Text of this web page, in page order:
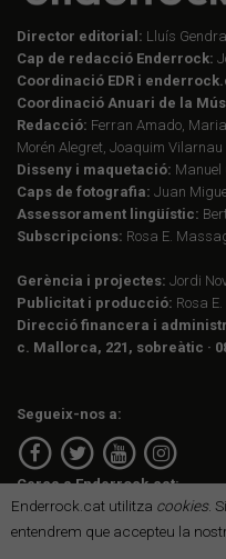
Enderrock.cat utilitza cookies.
entendrem que accepteu la
Director editorial: Lluís
Cap de redacció Enderrock:
Coordinació EDR i
Coordinació Anuari de la
Redacció: Ferran Amado,
Morén Alegret, Joaquim Vilarnau
Disseny i maquetació: Manuel
Caps de fotografia: Juan
Assessorament lingüístic:
Subscripcions: Rosa E.
Gerència i projectes: Jordi
Publicitat i producció: Rosa
Direcció financera i
c. Mallorca, 221, sobreàtic ·
Segueix-nos a:
Cerca a Enderrock.cat: